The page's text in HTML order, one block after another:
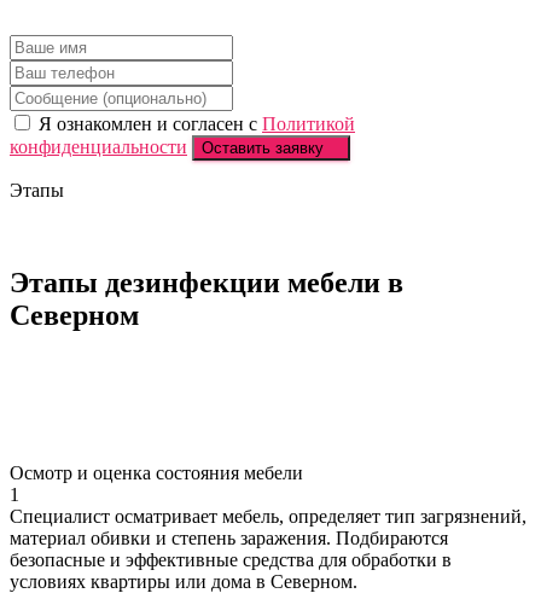
Я ознакомлен и согласен с Политикой
конфиденциальности
Оставить заявку
Этапы
Этапы дезинфекции мебели в
Северном
Осмотр и оценка состояния мебели
1
Специалист осматривает мебель, определяет тип загрязнений,
материал обивки и степень заражения. Подбираются
безопасные и эффективные средства для обработки в
условиях квартиры или дома в Северном.